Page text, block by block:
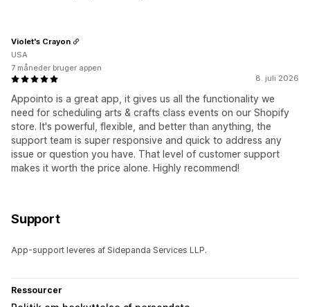
8. juli 2026
Appointo is a great app, it gives us all the functionality we
need for scheduling arts & crafts class events on our Shopify
store. It's powerful, flexible, and better than anything, the
support team is super responsive and quick to address any
issue or question you have. That level of customer support
makes it worth the price alone. Highly recommend!
Violet's Crayon
USA
7 måneder bruger appen
Support
App-support leveres af Sidepanda Services LLP.
Ressourcer